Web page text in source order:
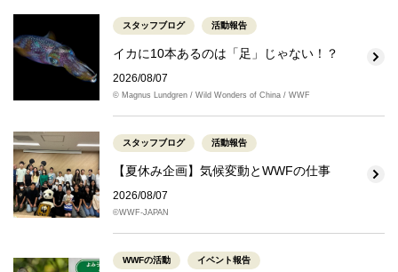
スタッフブログ 活動報告
イカに10本あるのは「足」じゃない！？
2026/08/07
© Magnus Lundgren / Wild Wonders of China / WWF
スタッフブログ 活動報告
【夏休み企画】気候変動とWWFの仕事
2026/08/07
©WWF-JAPAN
WWFの活動 イベント報告